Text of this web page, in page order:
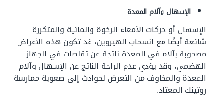
الإسهال وآلام المعدة
الإسهال أو حركات الأمعاء الرخوة والمائية والمتكررة
شائعة أيضًا مع انسحاب الهيروين، قد تكون هذه الأعراض
مصحوبة بآلام في المعدة ناتجة عن تقلصات في الجهاز
الهضمي، وقد يؤدي عدم الراحة الناتج عن الإسهال وآلام
المعدة والمخاوف من التعرض لحوادث إلى صعوبة ممارسة
روتينك المعتاد.